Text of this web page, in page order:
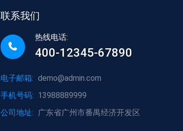
联系我们
热线电话:
400-12345-67890
电子邮箱: demo@admin.com
手机号码: 13988889999
公司地址: 广东省广州市番禺经济开发区